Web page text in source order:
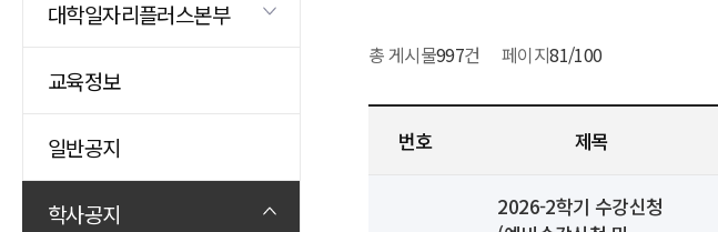
대학일자리플러스본부
교육정보
일반공지
학사공지
총 게시물997건 페이지81/100
번호 제목
2026-2학기 수강신청